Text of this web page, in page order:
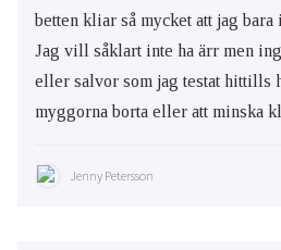
betten kliar så mycket att jag
Jag vill såklart inte ha ärr men
eller salvor som jag testat hittills
myggorna borta eller att minska
Jenny Petersson